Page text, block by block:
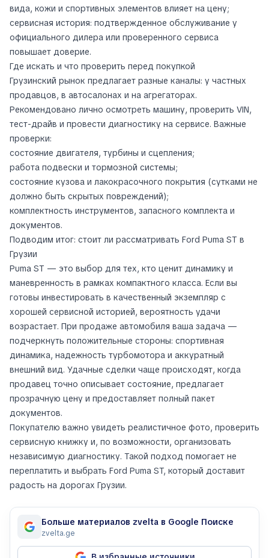
вида, кожи и спортивных элементов влияет на цену;
сервисная история: подтвержденное обслуживание у
официального дилера или проверенного сервиса
повышает доверие.
Где искать и что проверить перед покупкой
Грузинский рынок предлагает разные каналы: у частных
продавцов, в автосалонах и на агрегаторах.
Рекомендовано лично осмотреть машину, проверить VIN,
тест-драйв и провести диагностику на сервисе. Важные
проверки:
состояние двигателя, турбины и сцепления;
работа подвески и тормозной системы;
состояние кузова и лакокрасочного покрытия (сутками не
должно быть скрытых повреждений);
комплектность инструментов, запасного комплекта и
документов.
Подводим итог: стоит ли рассматривaть Ford Puma ST в
Грузии
Puma ST — это выбор для тех, кто ценит динамику и
маневренность в рамках компактного класса. Если вы
готовы инвестировать в качественный экземпляр с
хорошей сервисной историей, вероятность удачи
возрастает. При продаже автомобиля ваша задача —
подчеркнуть положительные стороны: спортивная
динамика, надежность турбомотора и аккуратный
внешний вид. Удачные сделки чаще происходят, когда
продавец точно описывает состояние, предлагает
прозрачную цену и предоставляет полный пакет
документов.
Покупателю важно увидеть реалистичное фото, проверить
сервисную книжку и, по возможности, организовать
независимую диагностику. Такой подход помогает не
переплатить и выбрать Ford Puma ST, который доставит
радость на дорогах Грузии.
Больше материалов zvelta в Google Поиске
zvelta.ge